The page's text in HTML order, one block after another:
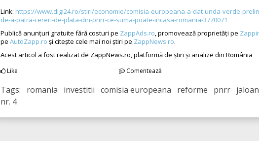
Link: https://www.digi24.ro/stiri/economie/comisia-europeana-a-dat-unda-verde-
de-a-patra-cereri-de-plata-din-pnrr-ce-suma-poate-incasa-romania-3770071
Publică anunțuri gratuite fără costuri pe ZappAds.ro , promovează proprietăți pe
pe AutoZapp.ro și citește cele mai noi știri pe ZappNews.ro.
Acest articol a fost realizat de ZappNews.ro, platformă de știri și analize din România
Like Comentează
Tags: romania investitii comisia europeana reforme pnrr
nr. 4